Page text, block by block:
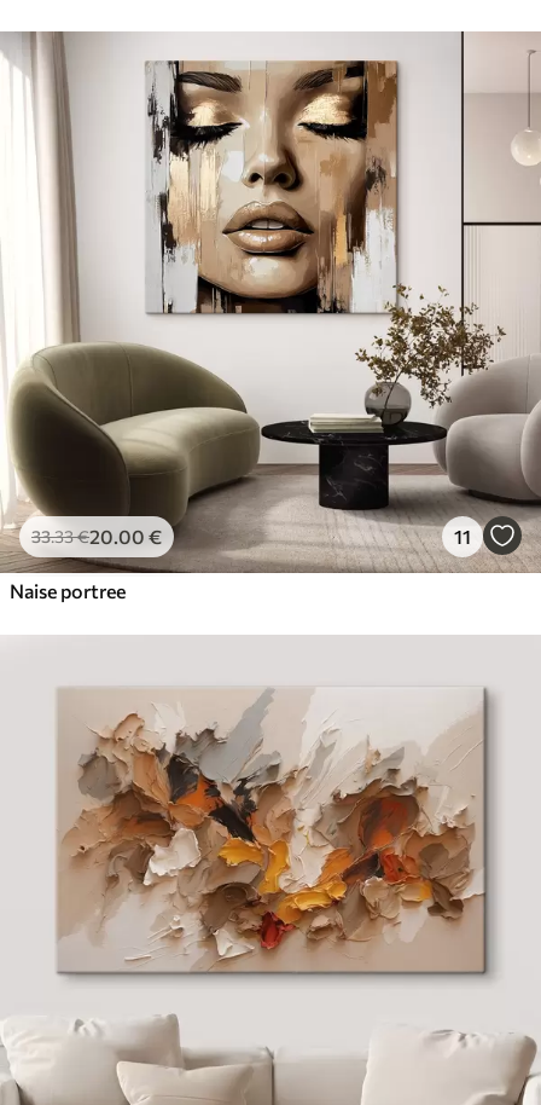
33.33€20.00 € 11
Naise portree